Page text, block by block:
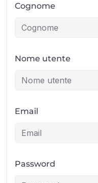
Cognome
Nome utente
Email
Password